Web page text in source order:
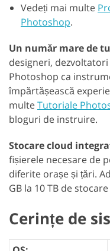
Vedeți mai multe
Photoshop.
Un număr mare de
designeri,
Photoshop ca
împărtășească
multeTutoriale
bloguri de instruire.
Stocare cloud
fișierele necesare de
diferite orașe și țări.
GB la 10 TB de
Cerințe de